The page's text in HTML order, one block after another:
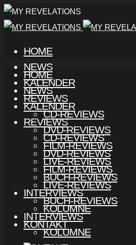
HOME
NEWS
KALENDER
REVIEWS
CD-REVIEWS
DVD-REVIEWS
FILM-REVIEWS
LIVE-REVIEWS
BUCH-REVIEWS
INTERVIEWS
KOLUMNE
KONTAKT
HOME
NEWS
KALENDER
REVIEWS
CD-REVIEWS
DVD-REVIEWS
FILM-REVIEWS
LIVE-REVIEWS
BUCH-REVIEWS
INTERVIEWS
KOLUMNE